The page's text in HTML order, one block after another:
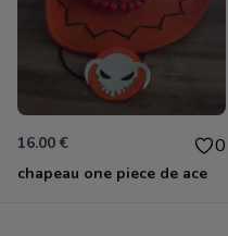
16.00 € 0
chapeau one piece de ace